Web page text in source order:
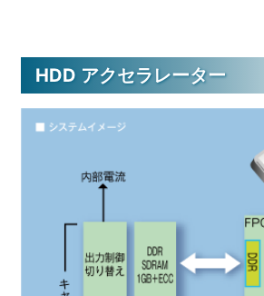
HDD アクセラレーター